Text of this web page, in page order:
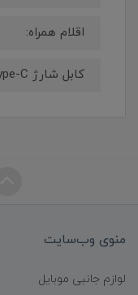
اقلام همراه:
کابل شارژ Type-C
منوی وب‌سایت
لوازم جانبی موبایل